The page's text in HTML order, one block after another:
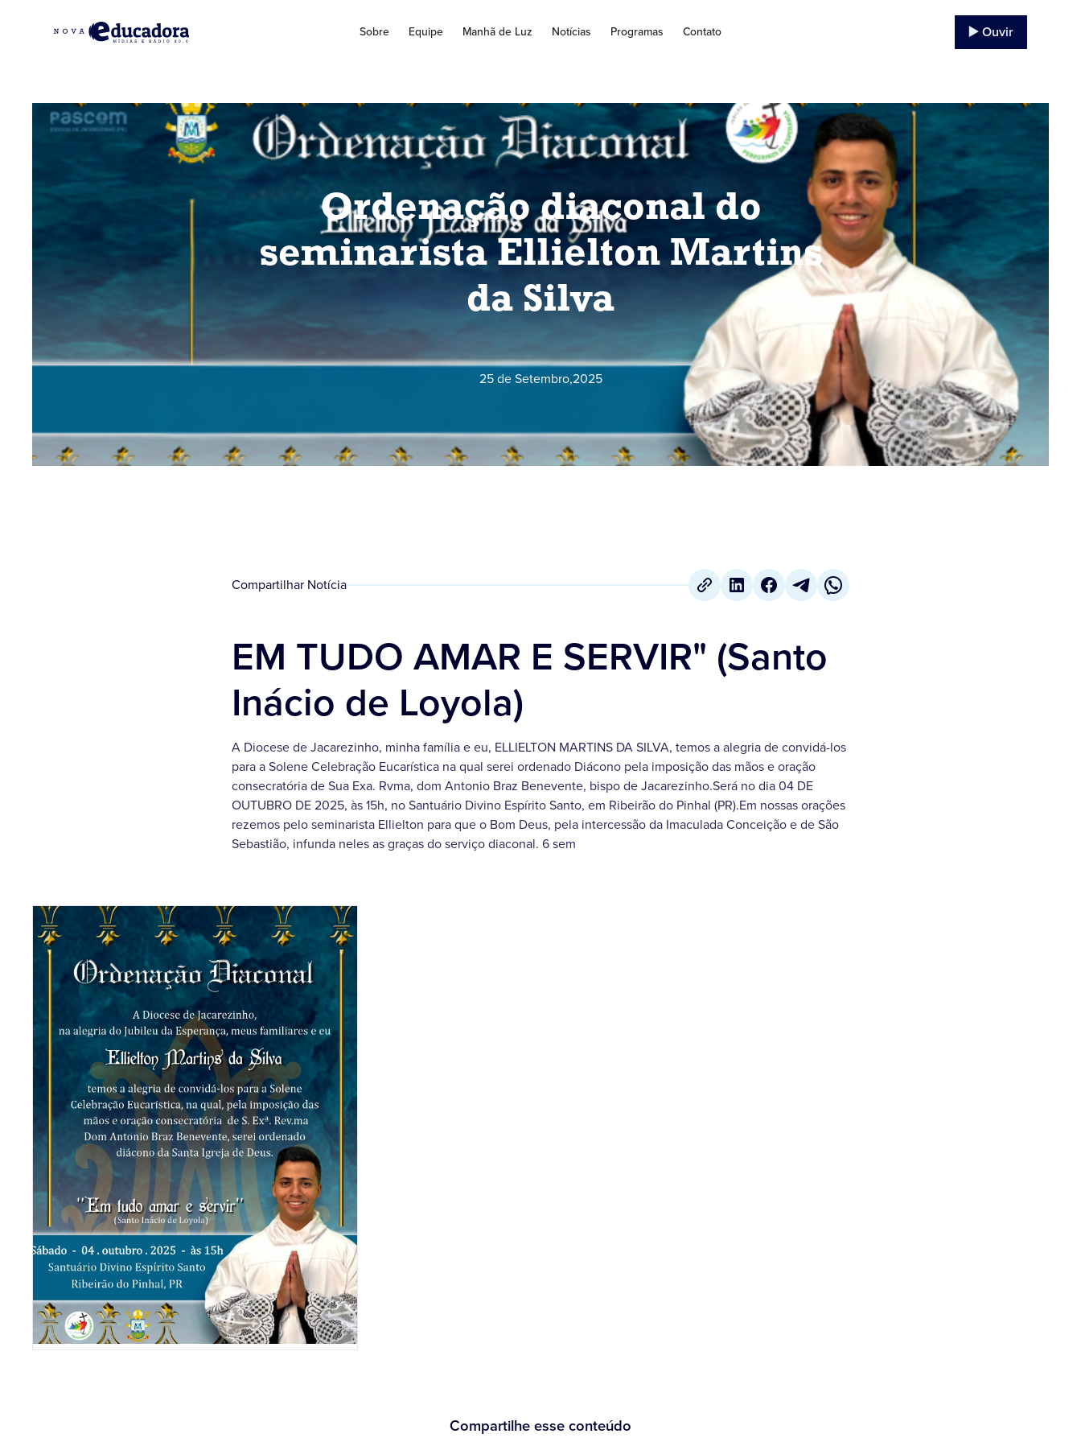
Sobre Equipe Manhã de Luz Notícias Programas Contato ▶️ Ouvir
Ordenação diaconal do
seminarista Ellielton Martins
da Silva
25 de Setembro,2025
Compartilhar Notícia
EM TUDO AMAR E SERVIR" (Santo
Inácio de Loyola)
A Diocese de Jacarezinho, minha família e eu, ELLIELTON MARTINS DA SILVA, temos a alegria de convidá-los
para a Solene Celebração Eucarística na qual serei ordenado Diácono pela imposição das mãos e oração
consecratória de Sua Exa. Rvma, dom Antonio Braz Benevente, bispo de Jacarezinho.Será no dia 04 DE
OUTUBRO DE 2025, às 15h, no Santuário Divino Espírito Santo, em Ribeirão do Pinhal (PR).Em nossas orações
rezemos pelo seminarista Ellielton para que o Bom Deus, pela intercessão da Imaculada Conceição e de São
Sebastião, infunda neles as graças do serviço diaconal. 6 sem
Compartilhe esse conteúdo